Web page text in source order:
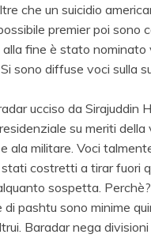
che un suicidio
premier poi sono
fine è stato nominato
sono diffuse voci sulla
ucciso da Sirajuddin
su meriti
ala militare. Voci
costretti a tirar fuori
sospetta.
pashtu sono minime
Baradar nega divisioni